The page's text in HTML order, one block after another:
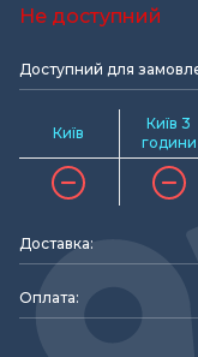
Не доступний
Доступний для
Київ
Київ 3
години
Доставка:
Оплата: